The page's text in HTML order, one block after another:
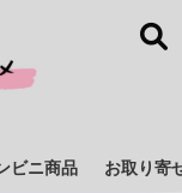
ビニ商品 お取り寄